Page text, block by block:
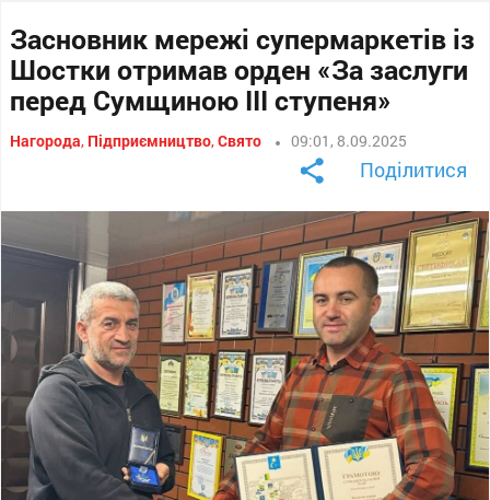
Засновник мережі супермаркетів із
Шостки отримав орден «За заслуги
перед Сумщиною ІІІ ступеня»
Нагорода, Підприємництво,Свято 09:01, 8.09.2025
Поділитися